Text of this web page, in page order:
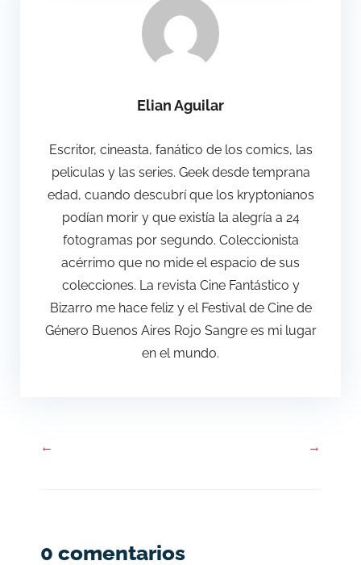
Elian Aguilar
Escritor, cineasta, fanático de los comics, las
peliculas y las series. Geek desde temprana
edad, cuando descubrí que los kryptonianos
podían morir y que existía la alegría a 24
fotogramas por segundo. Coleccionista
acérrimo que no mide el espacio de sus
colecciones. La revista Cine Fantástico y
Bizarro me hace feliz y el Festival de Cine de
Género Buenos Aires Rojo Sangre es mi lugar
en el mundo.
← →
0 comentarios